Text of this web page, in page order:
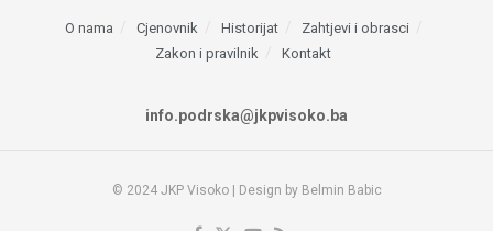
O nama Cjenovnik Historijat
Zahtjevi i obrasci
Zakon i pravilnik
Kontakt
info.podrska@jkpvisoko.ba
© 2024 JKP Visoko | Design by Belmin Babic